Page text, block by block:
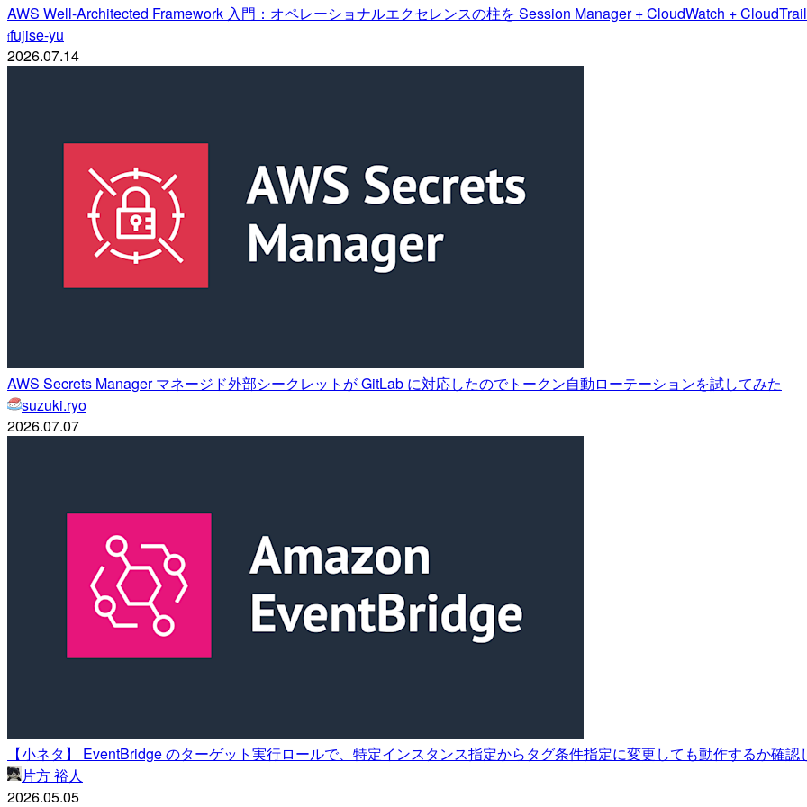
AWS Well-Architected Framework 入門：オペレーショナルエクセレンスの柱を Session Manager + CloudWatch +
ffujise-yu
2026.07.14
AWS Secrets Manager マネージド外部シークレットが GitLab に対応したのでトークン自動ローテーションを試してみた
suzuki.ryo
2026.07.07
【小ネタ】 EventBridge のターゲット実行ロールで、特定インスタンス指定からタグ条件指定に変更しても動作するか確認
片方 裕人
2026.05.05